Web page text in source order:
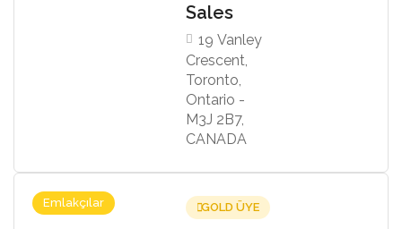
Sales
19 Vanley
Crescent,
Toronto,
Ontario -
M3J 2B7,
CANADA
Emlakçılar GOLD ÜYE